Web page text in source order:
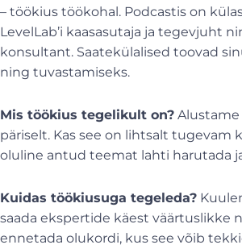
– töökius töökohal. Podcastis on
LevelLab’i kaasasutaja ja tegevjuht
konsultant. Saatekülalised toovad
ning tuvastamiseks.
Mis töökius tegelikult on?
päriselt. Kas see on lihtsalt tugevam
oluline antud teemat lahti harutada
Kuidas töökiusuga tegeleda?
saada ekspertide käest väärtuslikke
ennetada olukordi, kus see võib